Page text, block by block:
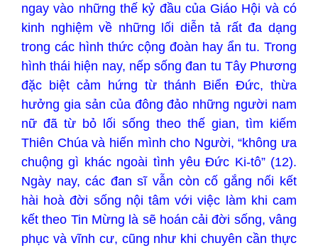
ngay vào những thế kỷ đầu của Giáo Hội và có
kinh nghiệm về những lối diễn tả rất đa dạng
trong các hình thức cộng đoàn hay ẩn tu. Trong
hình thái hiện nay, nếp sống đan tu Tây Phương
đặc biệt cảm hứng từ thánh Biển Đức, thừa
hưởng gia sản của đông đảo những người nam
nữ đã từ bỏ lối sống theo thế gian, tìm kiếm
Thiên Chúa và hiến mình cho Người, “không ưa
chuộng gì khác ngoài tình yêu Đức Ki-tô” (12).
Ngày nay, các đan sĩ vẫn còn cố gắng nối kết
hài hoà đời sống nội tâm với việc làm khi cam
kết theo Tin Mừng là sẽ hoán cải đời sống, vâng
phục và vĩnh cư, cũng như khi chuyên cần thực